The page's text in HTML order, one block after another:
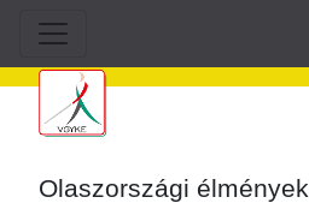
Olaszországi élmények